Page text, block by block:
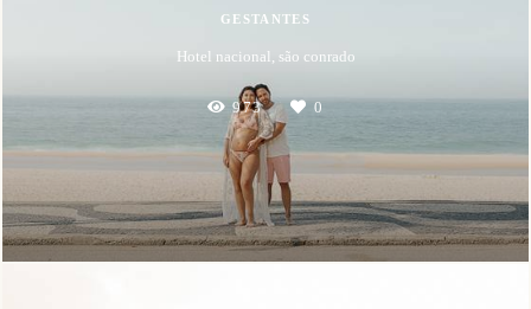
GESTANTES
Hotel nacional, são conrado
973 0